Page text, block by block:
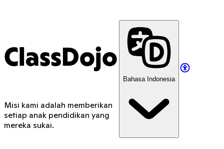
ClassDojo
Misi kami adalah memberikan
setiap anak pendidikan yang
mereka sukai.
Bahasa Indonesia